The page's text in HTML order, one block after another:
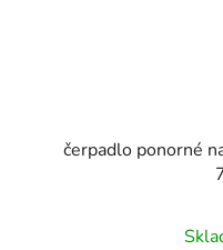
čerpadlo ponorné